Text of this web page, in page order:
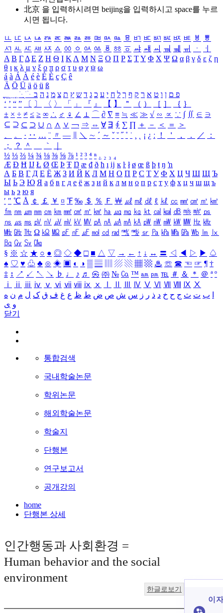
北京 을 입력하시려면 beijing을 입력하시고 space를 누르
시면 됩니다.
ㅥ ㅦ ㅧ ㅨ ㅩ ㅪ ㅫ ㅬ ㅭ ㅮ ㅯ ㅰ ㅱ ㅲ ㅳ ㅴ ㅵ ㅶ ㅷ ㅸ
ㅹ
ㅺ ㅻ ㅼ ㅽ ㅾ ㅿ ㆀ ㆁ ㆂ ㆃ ㆄ ㆅ ㆆ ㆇ ㆈ ㆉ ㆊ ㆋ ㆌ ㆍ
ㆎ
Α Β ΓΔ Ε Ζ Η Θ Ι ΚΛ Μ Ν Ξ Ο Π Ρ Σ ΤΥ Φ Χ Ψ Ω α β γ δ ε ζ η
θ ι κ λ μ ν ξ ο π ρ σ τ υ φ χ ψ ω
á à Á À é è É È ç Ç ê
Ä Ö Ü ä ö ü ß
ִֶֹ ֻּ ׁׂ פ ם ן ו ט א ר ק ף ך ל ח י ע כ ג ד ש ץ ת צ מ נ ה ב
‘ ’ “ ” 〔 〕 〈 〉 「 」 『 』 【 】 ＂ （ ） ［ ］ ｛ ｝
± × ÷ ≠ ≤ ≥ ∞ ∴ ♂ ♀ ∠ ⊥ ⌒ ∂ ∇ ≡ ≒ ≪ ≫ √ ∽ ∝ ∵ ∫ ∬ ∈ ∋
⊆ ⊇ ⊂ ⊃ ∪ ∩ ∧ ∨ ￢ ⇒ ⇔ ∀ ∃ ∮ ∑ ∏ ＋ － ＜ ＝
＞
、
。 · ‥ … ¨ 〃 ― ＼ ∼ ´ ～ ˇ ˘ ˝ ˚ ˙ ¸ ¡ ¿ ː ！ ＇ ， ． ／
：
；
？ ＾ ｀
½ ⅓ ⅔ ¼ ¾ ⅛ ⅜ ⅝ ⅞ ¹ ² ³ ⁴ ⁿ ₁ ₂ ₃ ₄
Æ Ð Ħ Ĳ Ł Ø Œ Þ Ŧ Ŋ æ đ ð ħ ı ĳ ĸ ŀ ł ø œ ß þ ŧ ŋ ŉ
А Б В Г Д Е Ё Ж З И Й К Л М Н О П Р С Т У Ф Х Ц Ч Ш Щ Ъ
Ы Ь Э Ю Я а б в г д е ё ж з и й к л м н о п р с т у ф х ц ч ш щ ъ
ы ь э ю я
′ ″ ℃ Å ￠ ￡ ￥ ¤ ℉ ‰ ＄ ％ Ｆ ￦ ㎕ ㎖ ㎗ ℓ ㎘ ㏄ ㎣ ㎤ ㎥ ㎦
㎙ ㎚ ㎛ ㎜ ㎝ ㎞ ㎟ ㎠ ㎡ ㎢ ㏊ ㎍ ㎎ ㎏ ㏏ ㎈ ㎉ ㏈ ㎧ ㎨ ㎰
㎱ ㎲ ㎳ ㎴ ㎵ ㎶ ㎷ ㎸ ㎹ ㎀ ㎁ ㎂ ㎃ ㎄ ㎺ ㎻ ㎽ ㎾ ㎿ ㎐ ㎑
㎒ ㎓ ㎔ Ω ㏀ ㏁ ㎊ ㎋ ㎌ ㏖ ㏅ ㎭ ㎮ ㎯ ㏛ ㎩ ㎪ ㎫ ㎬ ㏝ ㏐
㏓
㏃ ㏉ ㏜ ㏆
§ ※ ☆ ★ ○ ● ◎ ◇ ◆ □ ■ △ ▽ → ← ↑ ↓ ↔ 〓 ◁ ◀ ▷ ▶ ♤
♠ ♡ ♥ ♧ ♣ ⊙ ◈ ▣ ◐ ◑ ▒ ▤ ▨ ▧ ▦ ▩ ♨ ☏ ☎ ☜ ☞ ¶ †
‡ ↕ ↗ ↙ ↖ ↘ ♭ ♩ ♪ ♬ ㉿ ㈜ № ㏇ ™ ㏂ ㏘ ℡ ＃ ＆ ＊ ＠ ª º
ⅰ
ⅱ ⅲ ⅳ ⅴ ⅵ ⅶ ⅷ ⅸ ⅹ Ⅳ Ⅴ Ⅵ Ⅶ Ⅷ Ⅸ Ⅹ
ب ت ث ج ح خ د ذ ر ز س ش ص ض ط ظ ع غ ف ق ک ل م ن ه
و ی
닫기
통합검색
국내학술논문
학위논문
해외학술논문
학술지
단행본
연구보고서
공개강의
home
단행본 상세
인간행동과 사회환경 =
Human behavior and the social
environment
한글로보기
이